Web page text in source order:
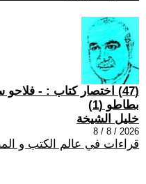
(47) اختصار كتاب : -
بطاطو (1)
خليل الشيخة
2026 / 8 / 8
قراءات في عالم الكتب و